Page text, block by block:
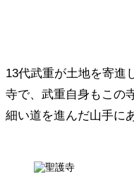
13代武重が土地を寄進
寺で、武重自身もこの
細い道を進んだ山手に